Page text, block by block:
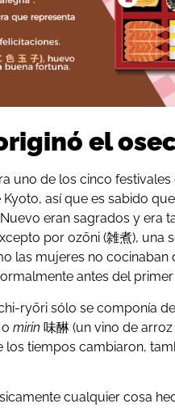
el
uno de los cinco
así que es sabido
eran sagrados y era
por ozōni (雑煮), una
las mujeres no cocinaban
antes del
ryōri sólo se componía
omirin 味醂 (un vino de
los tiempos cambiaron,
cualquier cosa